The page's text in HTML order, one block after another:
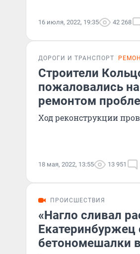
16 июля, 2022, 19:35 42 268
ДОРОГИ И ТРАНСПОРТ
Строители
пожаловались
ремонтом
Ход реконструкции
18 мая, 2022, 13:55 13 951
ПРОИСШЕСТВИЯ
«Нагло сливал
Екатеринбуржец
бетономешалки